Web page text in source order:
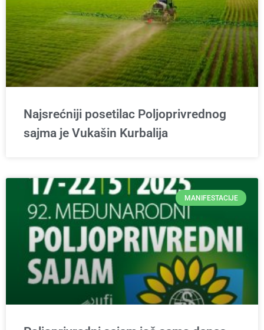
Najsrećniji posetilac Poljoprivrednog
sajma je Vukašin Kurbalija
MANIFESTACIJE